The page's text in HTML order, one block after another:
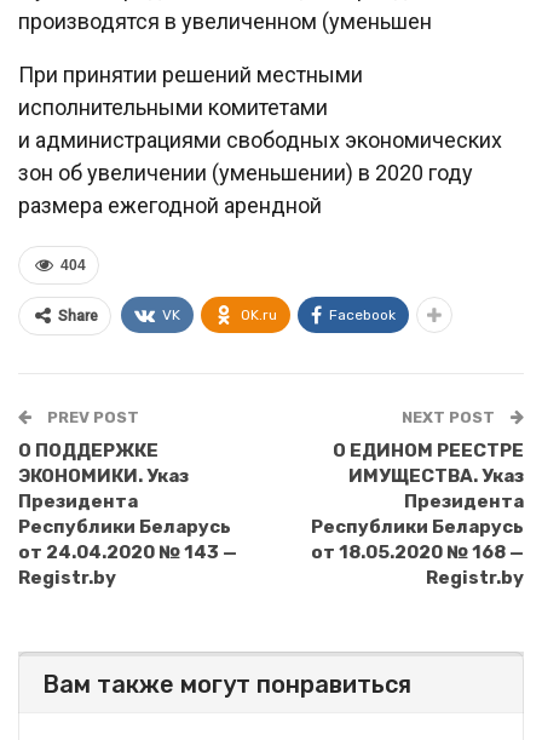
производятся в увеличенном (уменьшен
При принятии решений местными
исполнительными комитетами
и администрациями свободных экономических
зон об увеличении (уменьшении) в 2020 году
размера ежегодной арендной
404
Share VK OK.ru Facebook
PREV POST
О ПОДДЕРЖКЕ
ЭКОНОМИКИ. Указ
Президента
Республики Беларусь
от 24.04.2020 № 143 —
Registr.by
NEXT POST
О ЕДИНОМ РЕЕСТРЕ
ИМУЩЕСТВА. Указ
Президента
Республики Беларусь
от 18.05.2020 № 168 —
Registr.by
Вам также могут понравиться